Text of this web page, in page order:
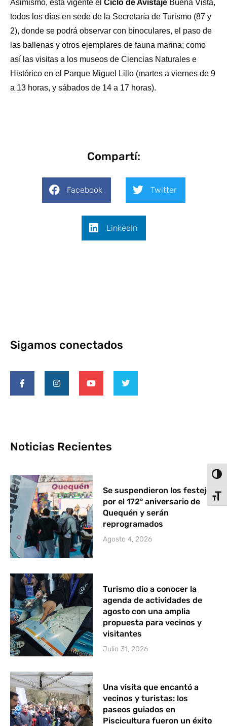
Asimismo, está vigente el Ciclo de Avistaje Buena Vista,
todos los días en sede de la Secretaría de Turismo (87 y
2), donde se podrá observar con binoculares, el paso de
las ballenas y otros ejemplares de fauna marina; como
así las visitas a los museos de Ciencias Naturales e
Histórico en el Parque Miguel Lillo (martes a viernes de 9
a 13 horas, y sábados de 14 a 17 horas).
Compartí:
Facebook Twitter
LinkedIn
Sigamos conectados
Noticias Recientes
Se suspendieron los festejos
por el 172° aniversario de
Quequén y serán
reprogramados
Agosto 4, 2026
Turismo dio a conocer la
agenda de actividades de
agosto con una amplia
propuesta para vecinos y
visitantes
Julio 31, 2026
Una visita que encantó a
vecinos y turistas: los
paseos guiados en
Piscicultura fueron un éxito